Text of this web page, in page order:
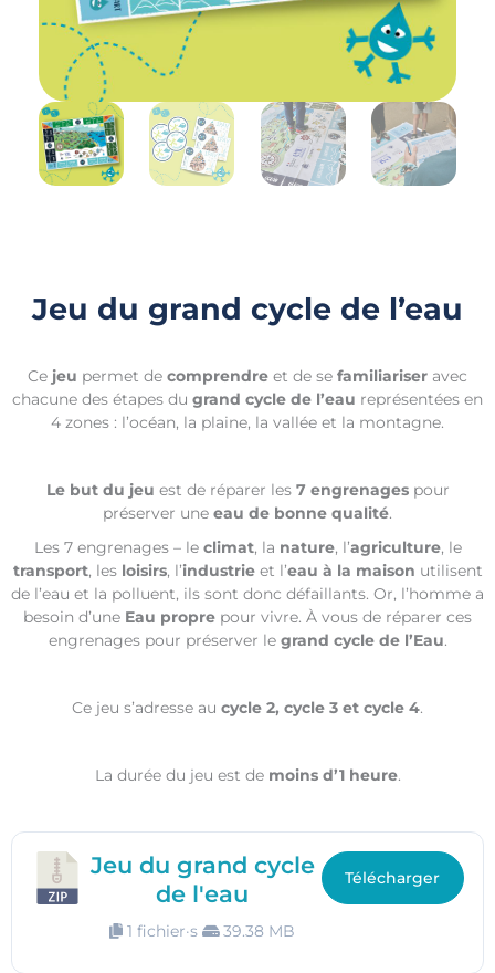
Jeu du grand cycle de l’eau
Ce jeu permet de comprendre et de se familiariser avec
chacune des étapes du grand cycle de l’eau représentées en
4 zones : l’océan, la plaine, la vallée et la montagne.
Le but du jeu est de réparer les 7 engrenagespour
préserver une eau de bonne qualité.
Les 7 engrenages – le climat, la nature, l’agriculture, le
transport, les loisirs, l’industrieet l’eau à la maison utilisent
de l’eau et la polluent, ils sont donc défaillants. Or, l’homme a
besoin d’une Eau propre pour vivre. À vous de réparer ces
engrenages pour préserver le grand cycle de l’Eau.
Ce jeu s’adresse au cycle 2, cycle 3 et cycle 4.
La durée du jeu est de moins d’1 heure.
Jeu du grand cycle
de l'eau
1 fichier·s 39.38 MB
Télécharger